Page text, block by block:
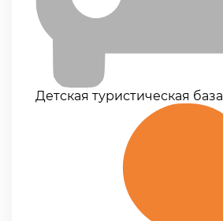
Детская туристическая база